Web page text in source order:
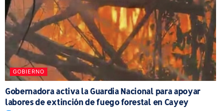
GOBIERNO
Gobernadora activa la Guardia Nacional para apoyar
labores de extinción de fuego forestal en Cayey